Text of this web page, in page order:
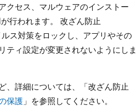
クセス、マルウェアのインストー
行われます。 改ざん防止
ス対策をロックし、アプリやその
ティ設定が変更されないようにしま
、詳細については、「改ざん防止
保護 」を参照してください。